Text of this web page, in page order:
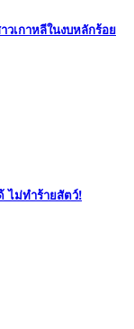
เกาหลีในงบหลักร้อย
ไม่ทำร้ายสัตว์!